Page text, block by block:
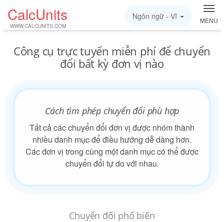
CalcUnits
WWW.CALCUNITS.COM
MENU
Ngôn ngữ - VI
Công cụ trực tuyến miễn phí để chuyển
đổi bất kỳ đơn vị nào
Cách tìm phép chuyển đổi phù hợp
Tất cả các chuyển đổi đơn vị được nhóm thành
nhiều danh mục để điều hướng dễ dàng hơn.
Các đơn vị trong cùng một danh mục có thể được
chuyển đổi tự do với nhau.
Chuyển đổi phổ biến